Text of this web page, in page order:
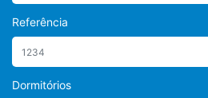
Referência
Dormitórios